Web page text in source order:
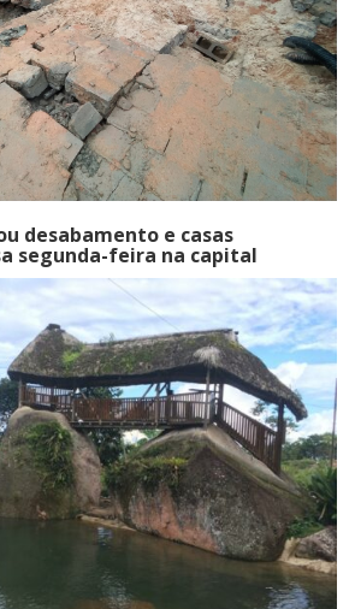
desabamento e casas
segunda-feira na capital